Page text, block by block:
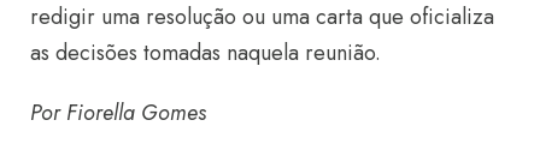
redigir uma resolução ou uma carta que oficializa
as decisões tomadas naquela reunião.
Por Fiorella Gomes